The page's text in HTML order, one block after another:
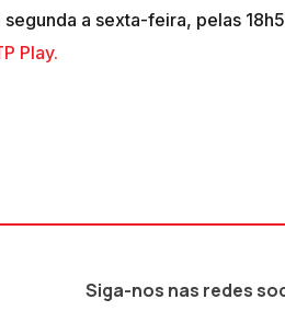
segunda a sexta-feira, pelas
Play.
Siga-nos nas redes